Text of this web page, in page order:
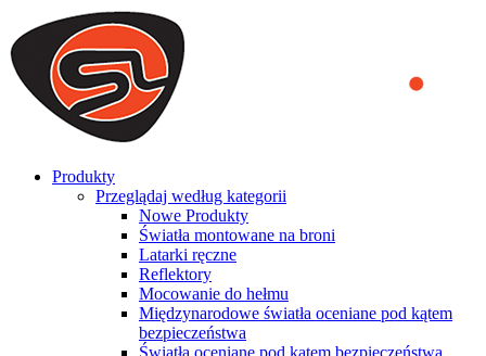
We use cookies to ensure that we provide you the best experience
on our website. By continuing to browse this website, you accept
that cookies are used to help us analyze how the website is used and
to offer you a better experience. To learn more or to find out how
you can disable cookies, you can access our
Produkty
Przeglądaj według kategorii
Nowe Produkty
Światła montowane na broni
Latarki ręczne
Reflektory
Mocowanie do hełmu
Międzynarodowe światła oceniane pod kątem
bezpieczeństwa
Światła oceniane pod kątem bezpieczeństwa